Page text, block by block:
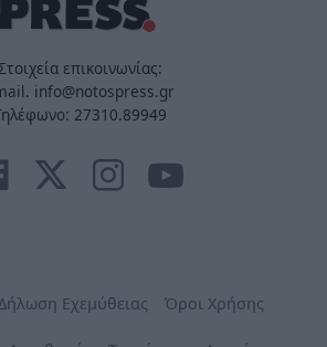
επικοινωνίας:
info@notospress.gr
27310.89949
Εχεμύθειας Όροι Χρήσης